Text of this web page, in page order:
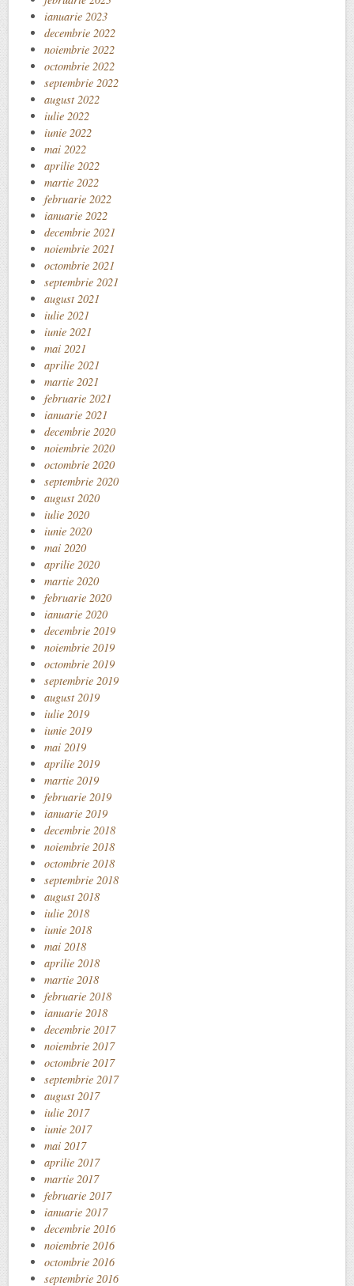
ianuarie 2023
decembrie 2022
noiembrie 2022
octombrie 2022
septembrie 2022
august 2022
iulie 2022
iunie 2022
mai 2022
aprilie 2022
martie 2022
februarie 2022
ianuarie 2022
decembrie 2021
noiembrie 2021
octombrie 2021
septembrie 2021
august 2021
iulie 2021
iunie 2021
mai 2021
aprilie 2021
martie 2021
februarie 2021
ianuarie 2021
decembrie 2020
noiembrie 2020
octombrie 2020
septembrie 2020
august 2020
iulie 2020
iunie 2020
mai 2020
aprilie 2020
martie 2020
februarie 2020
ianuarie 2020
decembrie 2019
noiembrie 2019
octombrie 2019
septembrie 2019
august 2019
iulie 2019
iunie 2019
mai 2019
aprilie 2019
martie 2019
februarie 2019
ianuarie 2019
decembrie 2018
noiembrie 2018
octombrie 2018
septembrie 2018
august 2018
iulie 2018
iunie 2018
mai 2018
aprilie 2018
martie 2018
februarie 2018
ianuarie 2018
decembrie 2017
noiembrie 2017
octombrie 2017
septembrie 2017
august 2017
iulie 2017
iunie 2017
mai 2017
aprilie 2017
martie 2017
februarie 2017
ianuarie 2017
decembrie 2016
noiembrie 2016
octombrie 2016
septembrie 2016